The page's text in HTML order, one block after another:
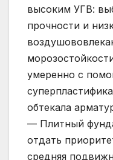
высоким УГВ:
прочности и
умеренно с
обтекала
— Плитный
отдать
средняя